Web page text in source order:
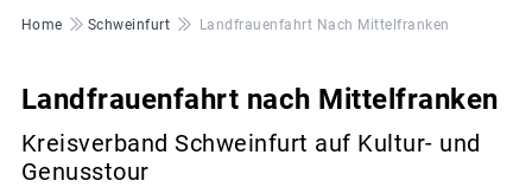
Pfadnavigation
Home Schweinfurt Landfrauenfahrt Nach Mittelfranken
Landfrauenfahrt nach Mittelfranken
Kreisverband Schweinfurt auf Kultur- und
Genusstour